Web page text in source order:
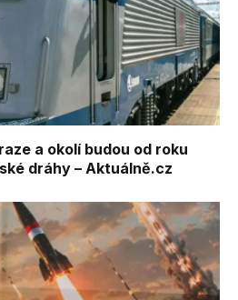
a okolí budou od roku
dráhy – Aktuálně.cz